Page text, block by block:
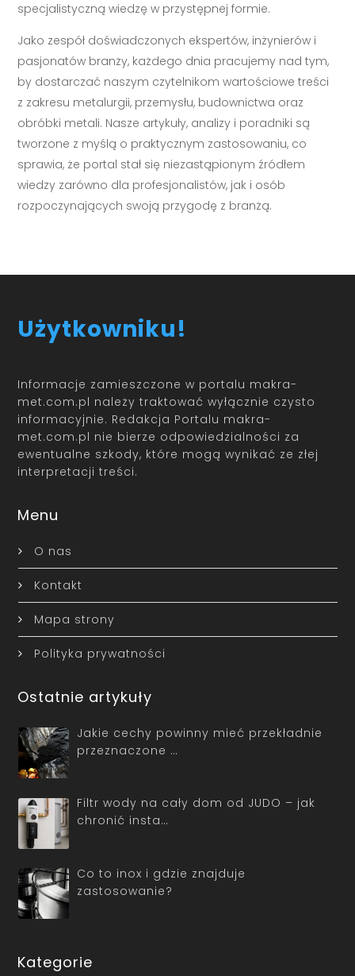
specjalistyczną wiedzę w przystępnej formie.
Jako zespół doświadczonych ekspertów, inżynierów i
pasjonatów branży, każdego dnia pracujemy nad tym,
by dostarczać naszym czytelnikom wartościowe treści
z zakresu metalurgii, przemysłu, budownictwa oraz
obróbki metali. Nasze artykuły, analizy i poradniki są
tworzone z myślą o praktycznym zastosowaniu, co
sprawia, że portal stał się niezastąpionym źródłem
wiedzy zarówno dla profesjonalistów, jak i osób
rozpoczynających swoją przygodę z branżą.
Użytkowniku!
Informacje zamieszczone w portalu makra-
met.com.pl należy traktować wyłącznie czysto
informacyjnie. Redakcja Portalu makra-
met.com.pl nie bierze odpowiedzialności za
ewentualne szkody, które mogą wynikać ze złej
interpretacji treści.
Menu
O nas
Kontakt
Mapa strony
Polityka prywatności
Ostatnie artykuły
Jakie cechy powinny mieć przekładnie
przeznaczone …
Filtr wody na cały dom od JUDO – jak
chronić insta…
Co to inox i gdzie znajduje
zastosowanie?
Kategorie